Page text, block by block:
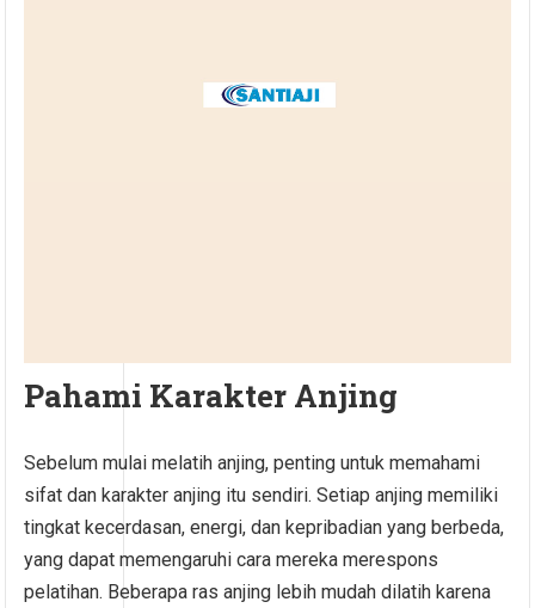
Pahami Karakter Anjing
Sebelum mulai melatih anjing, penting untuk memahami
sifat dan karakter anjing itu sendiri. Setiap anjing memiliki
tingkat kecerdasan, energi, dan kepribadian yang berbeda,
yang dapat memengaruhi cara mereka merespons
pelatihan. Beberapa ras anjing lebih mudah dilatih karena